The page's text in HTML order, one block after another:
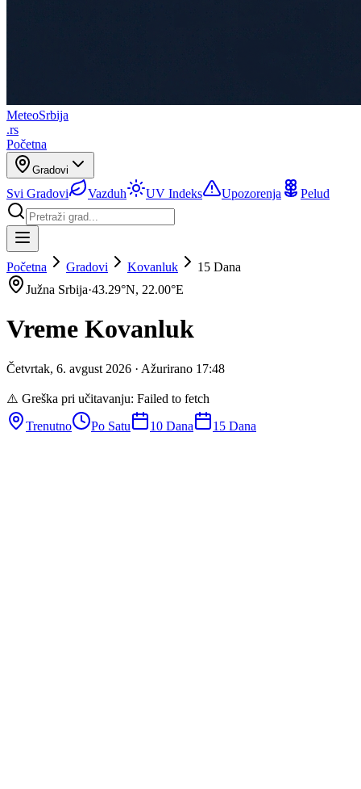
MeteoSrbija
.rs
Početna
Gradovi
Svi Gradovi Vazduh UV Indeks Upozorenja Pelud
Početna Gradovi Kovanluk
15 Dana
Južna Srbija·43.29°N, 22.00°E
Vreme Kovanluk
Četvrtak, 6. avgust 2026 · Ažurirano 17:48
⚠️ Greška pri učitavanju: Failed to fetch
Trenutno
Po Satu 10 Dana 15 Dana